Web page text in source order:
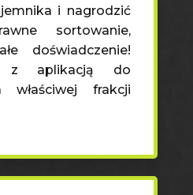
i nagrodzić
sortowanie,
doświadczenie!
z aplikacją do
właściwej frakcji